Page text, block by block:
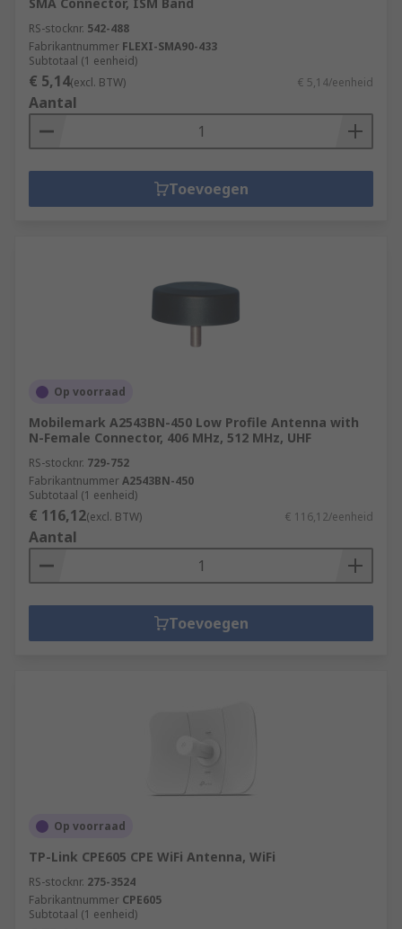
RS-stocknr. 542-488
Fabrikantnummer FLEXI-SMA90-433
Subtotaal (1 eenheid)
€ 5,14(excl. BTW) € 5,14/eenheid
Aantal
Toevoegen
Op voorraad
Mobilemark A2543BN-450 Low Profile Antenna with
N-Female Connector, 406 MHz, 512 MHz, UHF
RS-stocknr. 729-752
FabrikantnummerA2543BN-450
Subtotaal (1 eenheid)
€ 116,12(excl. BTW) € 116,12/eenheid
Aantal
Toevoegen
Op voorraad
TP-Link CPE605 CPE WiFi Antenna, WiFi
RS-stocknr. 275-3524
Fabrikantnummer CPE605
Subtotaal (1 eenheid)